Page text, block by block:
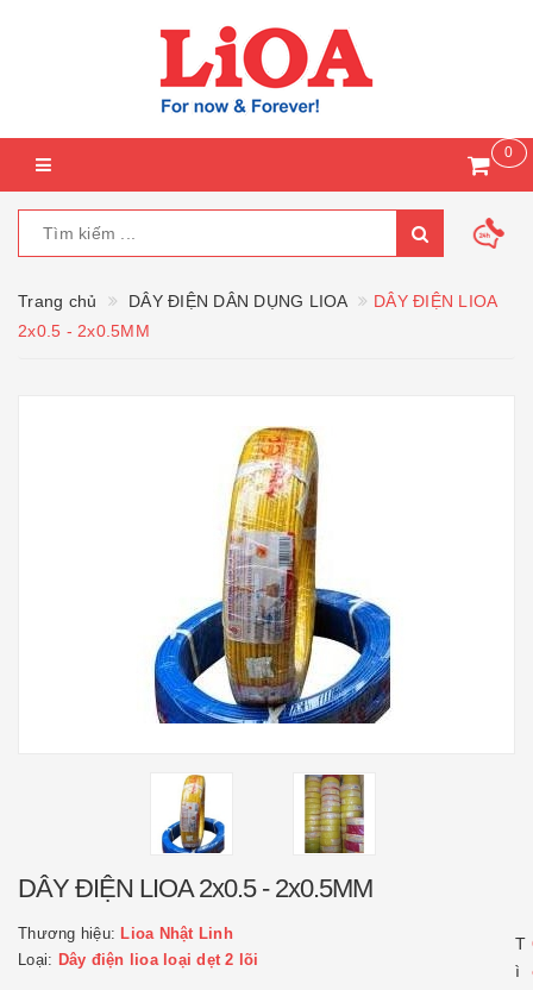
0
Trang chủ DÂY ĐIỆN DÂN DỤNG LIOA
DÂY ĐIỆN LIOA
2x0.5 - 2x0.5MM
DÂY ĐIỆN LIOA 2x0.5 - 2x0.5MM
Thương hiệu: Lioa Nhật Linh
Loại: Dây điện lioa loại dẹt 2 lõi
T
ì